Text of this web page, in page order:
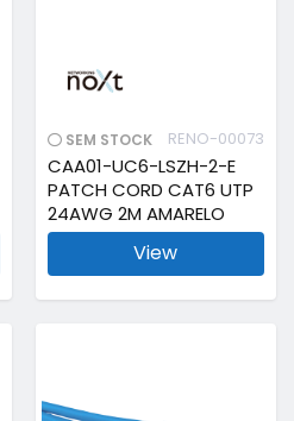
SEM STOCK RENO-00073
CAA01-UC6-LSZH-2-E
PATCH CORD CAT6 UTP
24AWG 2M AMARELO
View